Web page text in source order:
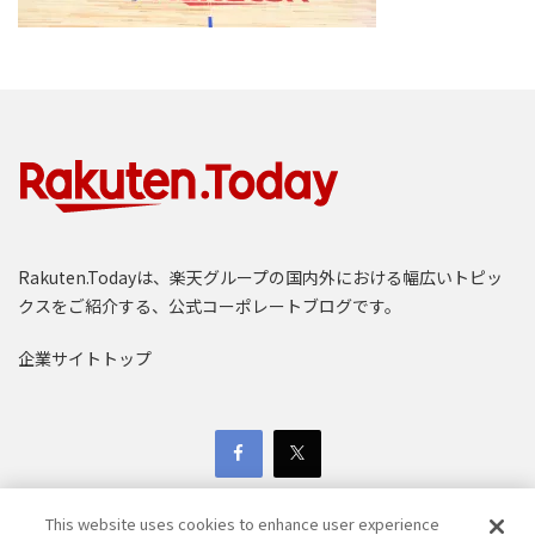
Rakuten.Todayは、楽天グループの国内外における幅広いトピッ
クスをご紹介する、公式コーポレートブログです。
企業サイトトップ
This website uses cookies to enhance user experience